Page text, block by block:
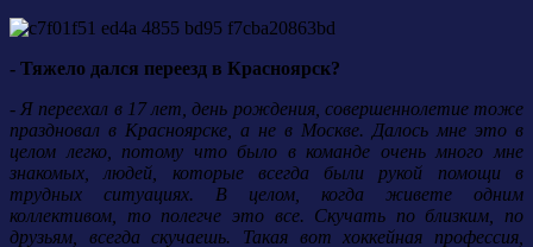
- Тяжело дался переезд в Красноярск?
- Я переехал в 17 лет, день рождения, совершеннолетие тоже
праздновал в Красноярске, а не в Москве. Далось мне это в
целом легко, потому что было в команде очень много мне
знакомых, людей, которые всегда были рукой помощи в
трудных ситуациях. В целом, когда живете одним
коллективом, то полегче это все. Скучать по близким, по
друзьям, всегда скучаешь. Такая вот хоккейная профессия,